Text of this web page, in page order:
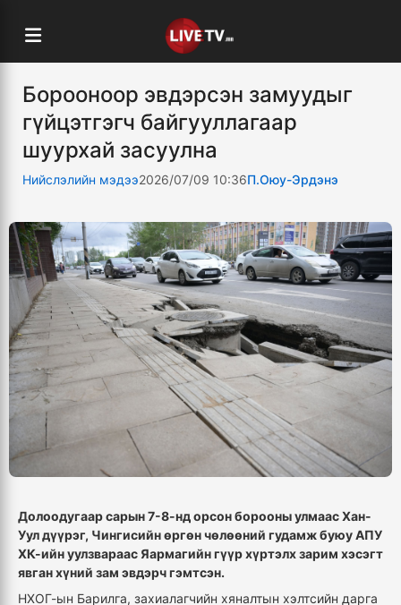
Борооноор эвдэрсэн замуудыг
гүйцэтгэгч байгууллагаар
шуурхай засуулна
Нийслэлийн мэдээ2026/07/09 10:36П.Оюу-Эрдэнэ
Долоодугаар сарын 7-8-нд орсон борооны улмаас Хан-
Уул дүүрэг, Чингисийн өргөн чөлөөний гудамж буюу АПУ
ХК-ийн уулзвараас Яармагийн гүүр хүртэлх зарим хэсэгт
явган хүний зам эвдэрч гэмтсэн.
НХОГ-ын Барилга, захиалагчийн хяналтын хэлтсийн дарга